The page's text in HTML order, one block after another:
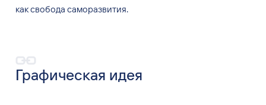
каксвобода саморазвития.
Графическая идея